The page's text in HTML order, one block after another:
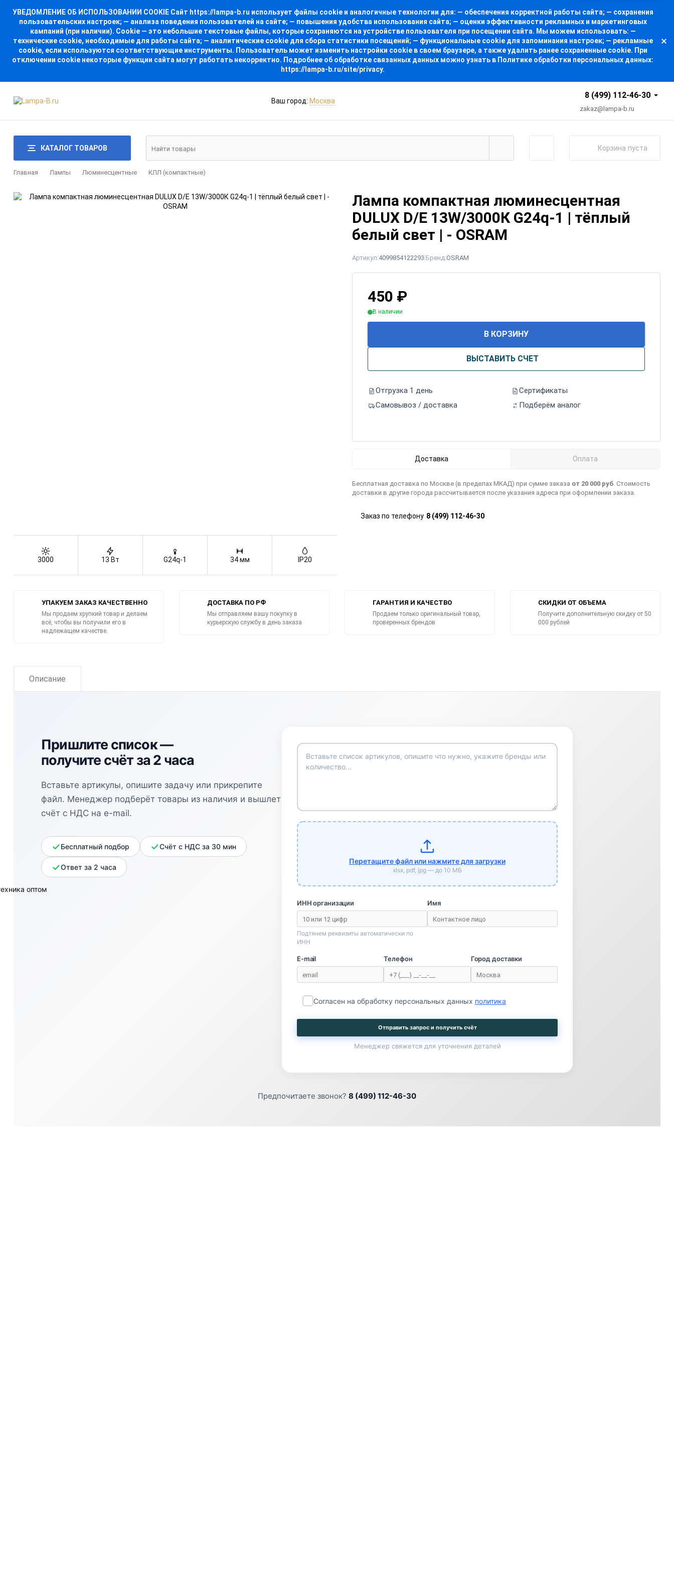
УВЕДОМЛЕНИЕ ОБ ИСПОЛЬЗОВАНИИ COOKIE Сайт https://lampa-b.ru использует файлы cookie и аналогичные технологии для: — обеспечения корректной работы сайта; — сохранения
пользовательских настроек; — анализа поведения пользователей на сайте; — повышения удобства использования сайта; — оценки эффективности рекламных и маркетинговых
кампаний (при наличии). Cookie — это небольшие текстовые файлы, которые сохраняются на устройстве пользователя при посещении сайта. Мы можем использовать: —
технические cookie, необходимые для работы сайта; — аналитические cookie для сбора статистики посещений; — функциональные cookie для запоминания настроек; — рекламные
cookie, если используются соответствующие инструменты. Пользователь может изменить настройки cookie в своем браузере, а также удалить ранее сохраненные cookie. При
отключении cookie некоторые функции сайта могут работать некорректно. Подробнее об обработке связанных данных можно узнать в Политике обработки персональных данных:
https://lampa-b.ru/site/privacy.
Ваш город: Москва
8 (499) 112-46-30
zakaz@lampa-b.ru
КАТАЛОГ ТОВАРОВ Корзина пуста
Главная Лампы Люминесцентные КЛЛ (компактные)
3000 13 Вт G24q-1 34 мм IP20
Лампа компактная люминесцентная
DULUX D/E 13W/3000К G24q-1 | тёплый
белый свет | - OSRAM
Артикул:4099854122293|Бренд:OSRAM
450 ₽
В наличии
В КОРЗИНУ
ВЫСТАВИТЬ СЧЕТ
Отгрузка 1 день
Сертификаты
Самовывоз / доставка
Подберём аналог
Доставка Оплата
Бесплатная доставка по Москве (в пределах МКАД) при сумме заказа от 20 000 руб. Стоимость
доставки в другие города рассчитывается после указания адреса при оформлении заказа.
Заказ по телефону 8 (499) 112-46-30
УПАКУЕМ ЗАКАЗ КАЧЕСТВЕННО
Мы продаем хрупкий товар и делаем
всё, чтобы вы получили его в
надлежащем качестве.
ДОСТАВКА ПО РФ
Мы отправляем вашу покупку в
курьерскую службу в день заказа
ГАРАНТИЯ И КАЧЕСТВО
Продаем только оригинальный товар,
проверенных брендов
СКИДКИ ОТ ОБЪЕМА
Получите дополнительную скидку от 50
000 рублей
Описание
Пришлите список —
получите счёт за 2 часа
Вставьте артикулы, опишите задачу или прикрепите
файл. Менеджер подберёт товары из наличия и вышлет
счёт с НДС на e-mail.
Бесплатный подбор Счёт с НДС за 30 мин
Ответ за 2 часа
Перетащите файл или нажмите для загрузки
xlsx, pdf, jpg — до 10 МБ
ИНН организации
Подтянем реквизиты автоматически по
ИНН
Имя
E-mail Телефон Город доставки
Согласен на обработку персональных данных политика
Отправить запрос и получить счёт
Менеджер свяжется для уточнения деталей
Предпочитаете звонок? 8 (499) 112-46-30